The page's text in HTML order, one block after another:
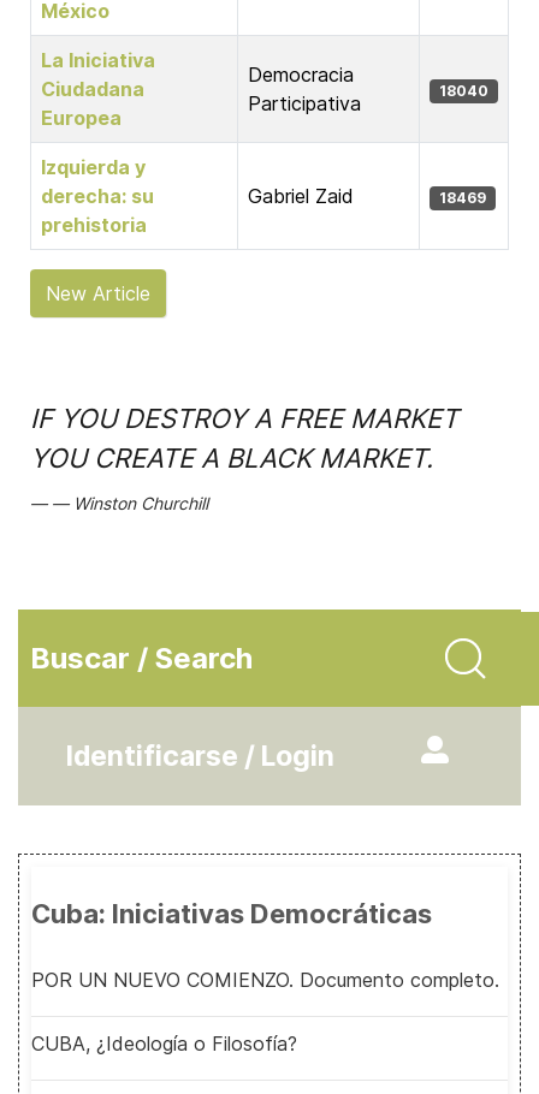
México
La Iniciativa
Ciudadana
Europea
Democracia
Participativa
18040
Izquierda y
derecha: su
prehistoria
Gabriel Zaid 18469
New Article
IF YOU DESTROY A FREE MARKET
YOU CREATE A BLACK MARKET.
Winston Churchill
Buscar / Search
Identificarse / Login
Cuba: Iniciativas Democráticas
POR UN NUEVO COMIENZO. Documento completo.
CUBA, ¿Ideología o Filosofía?